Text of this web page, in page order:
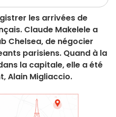
les arrivées de
Claude Makelele a
Chelsea, de négocier
parisiens. Quand à la
la capitale, elle a été
Alain Migliaccio.